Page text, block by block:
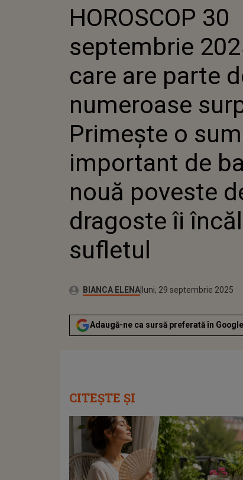
DE
ÎI
HOROSCOP 30
septembrie
care are parte
numeroase
Primește o
important de
nouă poveste
dragoste îi
sufletul
Autor:BIANCA ELENA Publicat:
luni, 29 septembrie 2025
Adaugă-ne ca sursă preferată în Google
CITEȘTE ȘI